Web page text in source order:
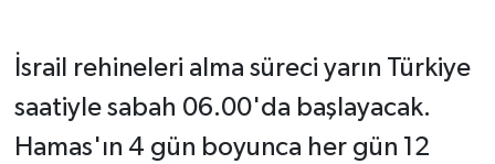
İsrail rehineleri alma süreci yarın Türkiye
saatiyle sabah 06.00'da başlayacak.
Hamas'ın 4 gün boyunca her gün 12